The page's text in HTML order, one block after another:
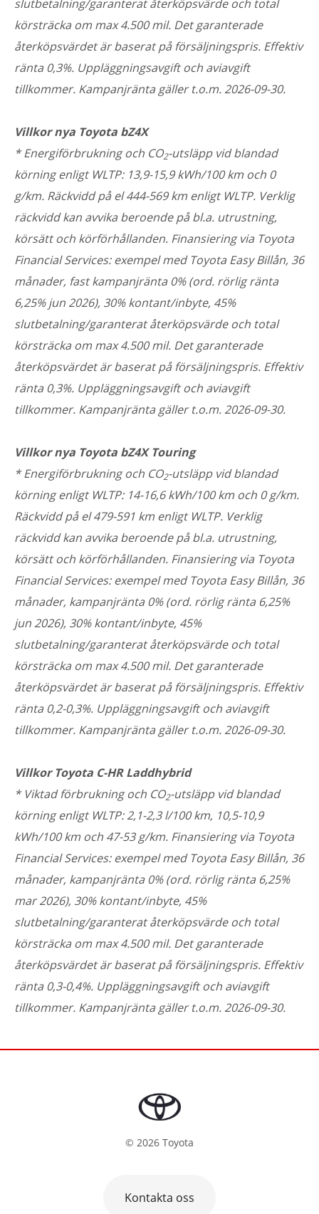
slutbetalning/garanterat återköpsvärde och total
körsträcka om max 4.500 mil. Det garanterade
återköpsvärdet är baserat på försäljningspris. Effektiv
ränta 0,3%. Uppläggningsavgift och aviavgift
tillkommer. Kampanjränta gäller t.o.m. 2026-09-30.
Villkor nya Toyota bZ4X
* Energiförbrukning och CO2-utsläpp vid blandad
körning enligt WLTP: 13,9-15,9 kWh/100 km och 0
g/km. Räckvidd på el 444-569 km enligt WLTP. Verklig
räckvidd kan avvika beroende på bl.a. utrustning,
körsätt och körförhållanden. Finansiering via Toyota
Financial Services: exempel med Toyota Easy Billån, 36
månader, fast kampanjränta 0% (ord. rörlig ränta
6,25% jun 2026), 30% kontant/inbyte, 45%
slutbetalning/garanterat återköpsvärde och total
körsträcka om max 4.500 mil. Det garanterade
återköpsvärdet är baserat på försäljningspris. Effektiv
ränta 0,3%. Uppläggningsavgift och aviavgift
tillkommer. Kampanjränta gäller t.o.m. 2026-09-30.
Villkor nya Toyota bZ4X Touring
* Energiförbrukning och CO2-utsläpp vid blandad
körning enligt WLTP: 14-16,6 kWh/100 km och 0 g/km.
Räckvidd på el 479-591 km enligt WLTP. Verklig
räckvidd kan avvika beroende på bl.a. utrustning,
körsätt och körförhållanden. Finansiering via Toyota
Financial Services: exempel med Toyota Easy Billån, 36
månader, kampanjränta 0% (ord. rörlig ränta 6,25%
jun 2026), 30% kontant/inbyte, 45%
slutbetalning/garanterat återköpsvärde och total
körsträcka om max 4.500 mil. Det garanterade
återköpsvärdet är baserat på försäljningspris. Effektiv
ränta 0,2-0,3%. Uppläggningsavgift och aviavgift
tillkommer. Kampanjränta gäller t.o.m. 2026-09-30.
Villkor Toyota C-HR Laddhybrid
* Viktad förbrukning och CO2-utsläpp vid blandad
körning enligt WLTP: 2,1-2,3 l/100 km, 10,5-10,9
kWh/100 km och 47-53 g/km. Finansiering via Toyota
Financial Services: exempel med Toyota Easy Billån, 36
månader, kampanjränta 0% (ord. rörlig ränta 6,25%
mar 2026), 30% kontant/inbyte, 45%
slutbetalning/garanterat återköpsvärde och total
körsträcka om max 4.500 mil. Det garanterade
återköpsvärdet är baserat på försäljningspris. Effektiv
ränta 0,3-0,4%. Uppläggningsavgift och aviavgift
tillkommer. Kampanjränta gäller t.o.m. 2026-09-30.
© 2026 Toyota
Kontakta oss